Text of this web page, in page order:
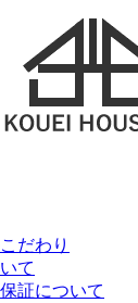
だわり
て
証について